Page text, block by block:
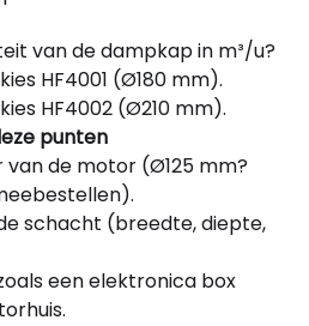
van de dampkap in m³/u?
HF4001 (Ø180 mm).
HF4002 (Ø210 mm).
punten
de motor (Ø125 mm?
schacht (breedte, diepte,
een elektronica box